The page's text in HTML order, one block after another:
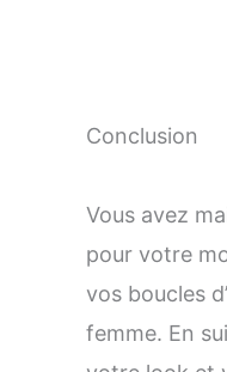
Conclusion
Vous avez
pour votre
vos boucles
femme. En